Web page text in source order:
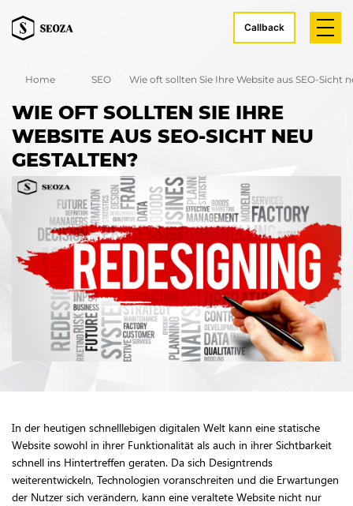
Callback
Home SEO Wie oft sollten Sie Ihre Website aus SEO-Sicht
WIE OFT SOLLTEN SIE IHRE
WEBSITE AUS SEO-SICHT NEU
GESTALTEN?
In der heutigen schnelllebigen digitalen Welt kann eine statische
Website sowohl in ihrer Funktionalität als auch in ihrer Sichtbarkeit
schnell ins Hintertreffen geraten. Da sich Designtrends
weiterentwickeln, Technologien voranschreiten und die Erwartungen
der Nutzer sich verändern, kann eine veraltete Website nicht nur